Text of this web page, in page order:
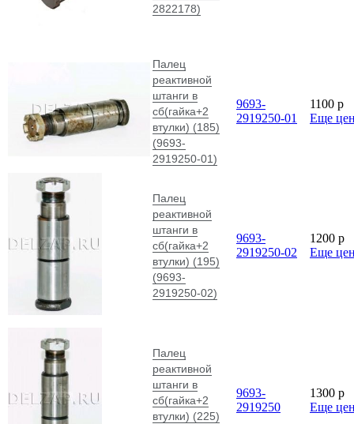
2822178)
Палец
реактивной
штанги в
сб(гайка+2
втулки) (185)
(9693-
2919250-01)
9693-
2919250-01
1100 p
Еще
Палец
реактивной
штанги в
сб(гайка+2
втулки) (195)
(9693-
2919250-02)
9693-
2919250-02
1200 p
Еще
Палец
реактивной
штанги в
сб(гайка+2
втулки) (225)
9693-
2919250
1300 p
Еще